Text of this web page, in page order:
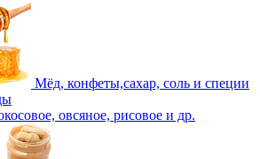
Мёд, конфеты,сахар, соль и специи
овсяное, рисовое и др.